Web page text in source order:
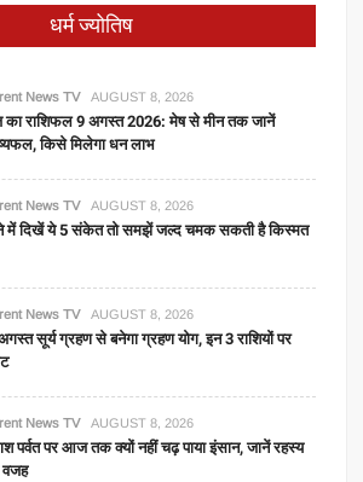
धर्म ज्योतिष
News TV AUGUST 8, 2026
राशिफल 9 अगस्त 2026: मेष से मीन तक जानें
किसे मिलेगा धन लाभ
News TV AUGUST 8, 2026
में दिखें ये 5 संकेत तो समझें जल्द चमक सकती है किस्मत
News TV AUGUST 8, 2026
सूर्य ग्रहण से बनेगा ग्रहण योग, इन 3 राशियों पर
News TV AUGUST 8, 2026
पर्वत पर आज तक क्यों नहीं चढ़ पाया इंसान, जानें रहस्य